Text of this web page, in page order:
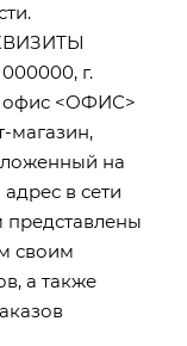
г.
офис <ОФИС>
магазин,
на
в сети
представлены
своим
а также